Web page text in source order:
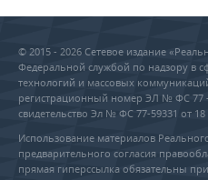
© 2015 - 2026 Сетевое издание
Федеральной службой по надзору в
технологий и массовых
регистрационный номер ЭЛ № ФС 77 -
свидетельство Эл № ФС 77-59331 от 18
Использование материалов
предварительного согласия
прямая гиперссылка обязательны